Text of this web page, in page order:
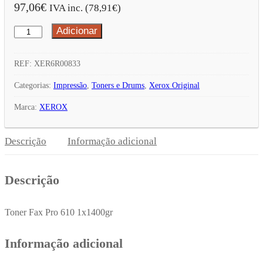
97,06€ IVA inc. (78,91€)
Quantidade
Toner
Xerox
6R00833
6250
Pág.
Adicionar
REF: XER6R00833
Categorias: Impressão, Toners e Drums, Xerox Original
Marca: XEROX
Descrição Informação adicional
Descrição
Toner Fax Pro 610 1x1400gr
Informação adicional